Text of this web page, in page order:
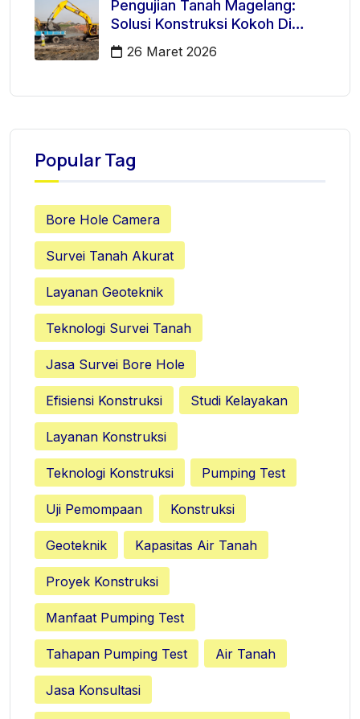
Pengujian Tanah Magelang:
Solusi Konstruksi Kokoh Di
Mertoyudan
26 Maret 2026
Popular Tag
Bore Hole Camera
Survei Tanah Akurat
Layanan Geoteknik
Teknologi Survei Tanah
Jasa Survei Bore Hole
Efisiensi Konstruksi Studi Kelayakan
Layanan Konstruksi
Teknologi Konstruksi Pumping Test
Uji Pemompaan Konstruksi
Geoteknik Kapasitas Air Tanah
Proyek Konstruksi
Manfaat Pumping Test
Tahapan Pumping Test Air Tanah
Jasa Konsultasi